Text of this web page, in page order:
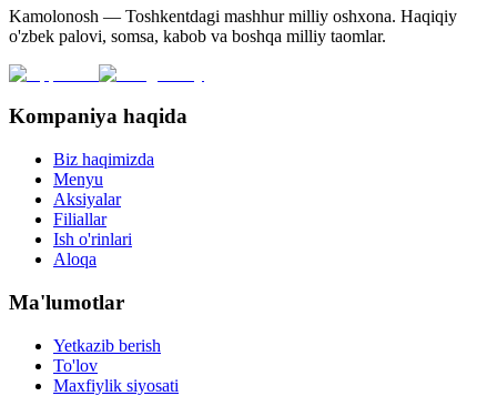
Kamolonosh — Toshkentdagi mashhur milliy oshxona. Haqiqiy
o'zbek palovi, somsa, kabob va boshqa milliy taomlar.
Kompaniya haqida
Biz haqimizda
Menyu
Aksiyalar
Filiallar
Ish o'rinlari
Aloqa
Ma'lumotlar
Yetkazib berish
To'lov
Maxfiylik siyosati